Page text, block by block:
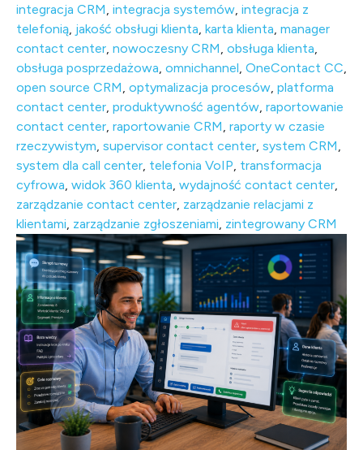
integracja CRM, integracja systemów, integracja z
telefonią, jakość obsługi klienta, karta klienta, manager
contact center, nowoczesny CRM, obsługa klienta,
obsługa posprzedażowa, omnichannel, OneContact CC,
open source CRM, optymalizacja procesów, platforma
contact center, produktywność agentów, raportowanie
contact center, raportowanie CRM, raporty w czasie
rzeczywistym, supervisor contact center, system CRM,
system dla call center, telefonia VoIP, transformacja
cyfrowa, widok 360 klienta, wydajność contact center,
zarządzanie contact center, zarządzanie relacjami z
klientami, zarządzanie zgłoszeniami, zintegrowany CRM